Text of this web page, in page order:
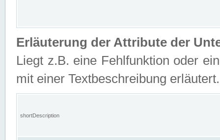
Erläuterung der Attribute der
Liegt z.B. eine Fehlfunktion oder
mit einer Textbeschreibung erläutert.
shortDescription